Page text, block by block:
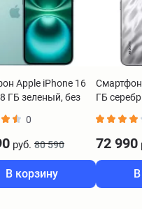
Apple iPhone 16
ГБ зеленый, без
0
руб. 80 590
В корзину
ГБ
72 990